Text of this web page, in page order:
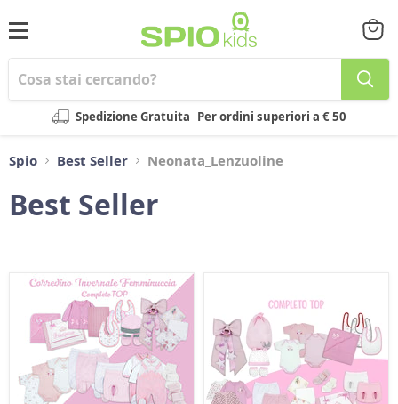
Menu
Spedizione Gratuita Per ordini superiori a € 50
il
Spio Best Seller Neonata_Lenzuoline
Best Seller